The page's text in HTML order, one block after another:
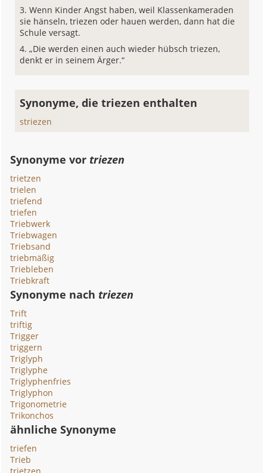
Wenn Kinder Angst haben, weil Klassenkameraden
sie hänseln, triezen oder hauen werden, dann hat die
Schule versagt.
„Die werden einen auch wieder hübsch triezen,
denkt er in seinem Ärger.“
Synonyme, die triezen enthalten
striezen
Synonyme vor triezen
trietzen
trielen
triefend
triefen
Triebwerk
Triebwagen
Triebsand
triebmäßig
Triebleben
Triebkraft
Synonyme nach triezen
Trift
triftig
Trigger
triggern
Triglyph
Triglyphe
Triglyphenfries
Triglyphon
Trigonometrie
Trikonchos
ähnliche Synonyme
triefen
Trieb